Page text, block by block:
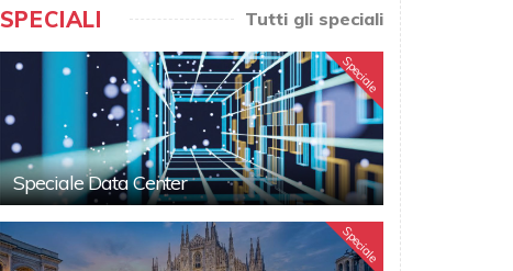
SPECIALI Tutti gli speciali
Speciale
Speciale Data Center
Speciale